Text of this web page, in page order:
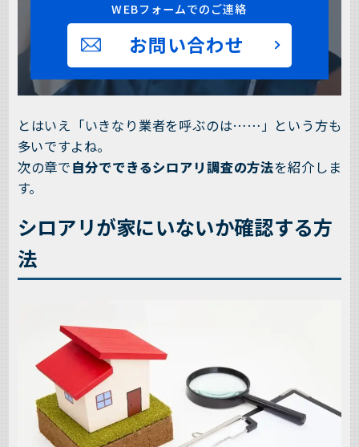
WEBフォームでのご連絡
お問い合わせ
とはいえ「いきなり業者を呼ぶのは……」という方も
多いですよね。
次の章で自分でできるシロアリ調査の方法を紹介しま
す。
シロアリが家にいないか確認する方
法